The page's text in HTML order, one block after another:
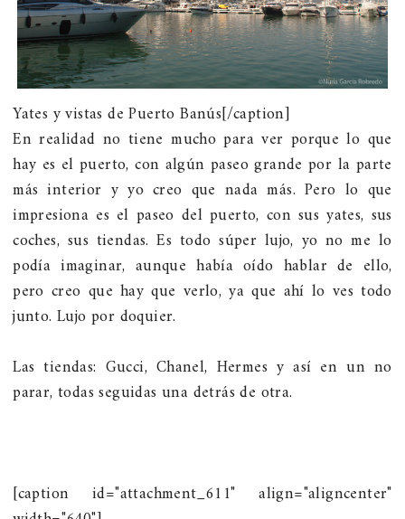
Yates y vistas de Puerto Banús[/caption]
En realidad no tiene mucho para ver porque lo que
hay es el puerto, con algún paseo grande por la parte
más interior y yo creo que nada más. Pero lo que
impresiona es el paseo del puerto, con sus yates, sus
coches, sus tiendas. Es todo súper lujo, yo no me lo
podía imaginar, aunque había oído hablar de ello,
pero creo que hay que verlo, ya que ahí lo ves todo
junto. Lujo por doquier.
Las tiendas: Gucci, Chanel, Hermes y así en un no
parar, todas seguidas una detrás de otra.
[caption id="attachment_611" align="aligncenter"